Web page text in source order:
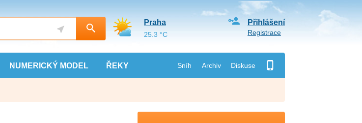
NUMERICKÝ MODEL ŘEKY Sníh Archiv Diskuse
Přihlášení
Registrace
Praha
25.3 °C